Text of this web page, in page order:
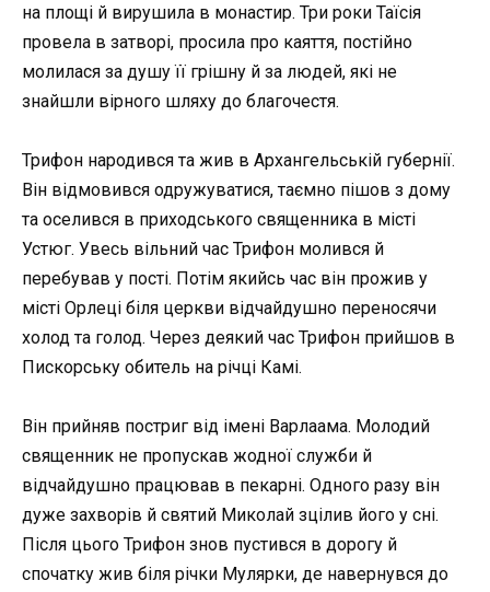
на площі й вирушила в монастир. Три роки Таїсія
провела в затворі, просила про каяття, постійно
молилася за душу її грішну й за людей, які не
знайшли вірного шляху до благочестя.
Трифон народився та жив в Архангельській губернії.
Він відмовився одружуватися, таємно пішов з дому
та оселився в приходського священника в місті
Устюг. Увесь вільний час Трифон молився й
перебував у пості. Потім якийсь час він прожив у
місті Орлеці біля церкви відчайдушно переносячи
холод та голод. Через деякий час Трифон прийшов в
Пискорську обитель на річці Камі.
Він прийняв постриг від імені Варлаама. Молодий
священник не пропускав жодної служби й
відчайдушно працював в пекарні. Одного разу він
дуже захворів й святий Миколай зцілив його у сні.
Після цього Трифон знов пустився в дорогу й
спочатку жив біля річки Мулярки, де навернувся до